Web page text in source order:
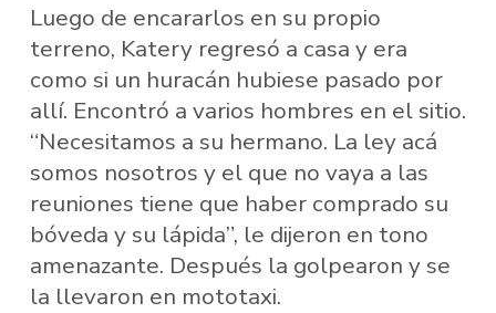
Luego de encararlos en su propio
terreno, Katery regresó a casa y era
como si un huracán hubiese pasado por
allí. Encontró a varios hombres en el sitio.
“Necesitamos a su hermano. La ley acá
somos nosotros y el que no vaya a las
reuniones tiene que haber comprado su
bóveda y su lápida”, le dijeron en tono
amenazante. Después la golpearon y se
la llevaron en mototaxi.